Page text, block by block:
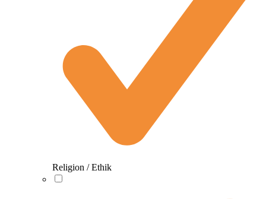
Religion / Ethik